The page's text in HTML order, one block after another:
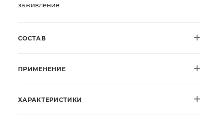
заживление.
СОСТАВ
ПРИМЕНЕНИЕ
ХАРАКТЕРИСТИКИ